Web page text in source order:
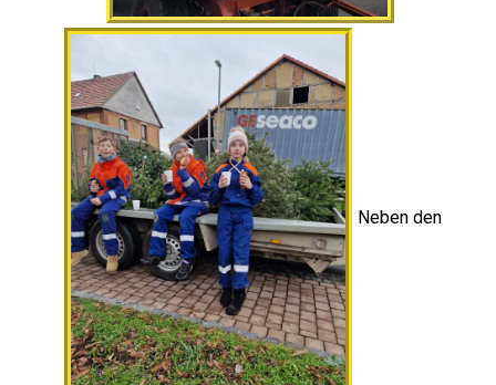
Neben den